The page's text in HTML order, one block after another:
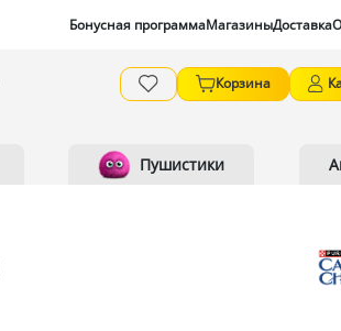
Бонусная программаМагазиныДоставка
Корзина
Пушистики